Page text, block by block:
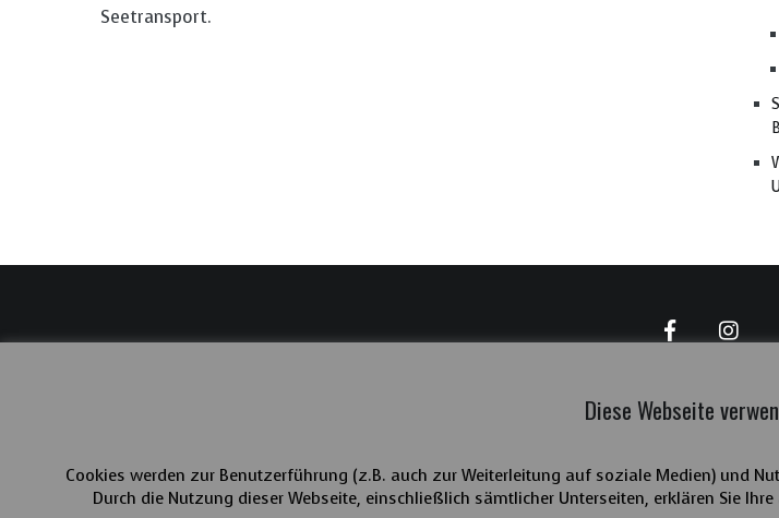
Seetransport.
Copyright 2025 | LaSi-
Diese Webseite
Cookies werden zur Benutzerführung (z.B. auch zur Weiterleitung auf soziale Medien) und
Durch die Nutzung dieser Webseite, einschließlich sämtlicher Unterseiten, erklären Sie